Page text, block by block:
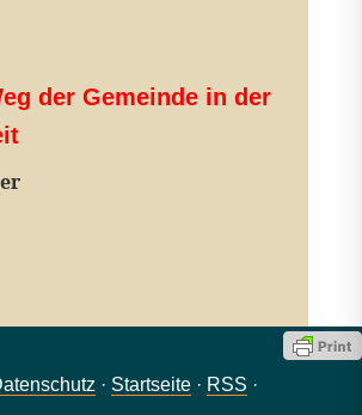
der Gemeinde in der
· Startseite· RSS ·